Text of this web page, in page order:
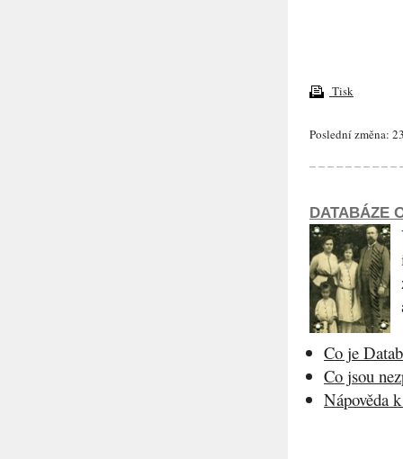
Tisk
Poslední změna:
DATABÁZE
Co je
Co jsou
Nápověda